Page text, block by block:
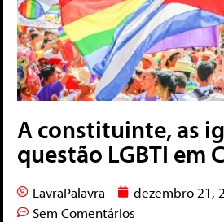
A constituinte, as
questão LGBTI em
LavraPalavra
dezembro 21,
Sem Comentários